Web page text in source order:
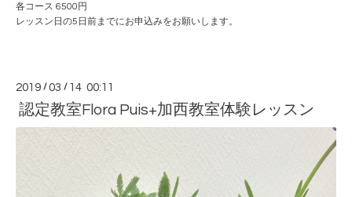
各コース 6500円
レッスン日の5日前までにお申込みをお願いします。
2019 /03 / 14 00:11
認定教室Flora Puis+加西教室体験レッスン